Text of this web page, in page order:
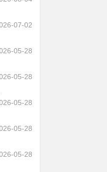
07-02
05-28
05-28
05-28
05-28
05-28